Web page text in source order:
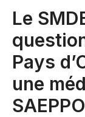
Le
Pays
une
SAEPPO